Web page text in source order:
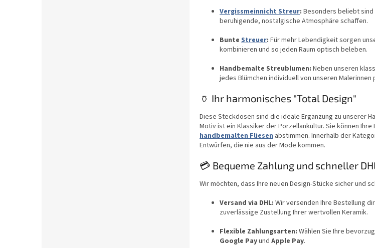
Vergissmeinnicht Streur: Besonders beliebt
beruhigende, nostalgische Atmosphäre schaffen.
Bunte Streuer: Für mehr Lebendigkeit sorgen
kombinieren und so jeden Raum optisch beleben.
Handbemalte Streublumen: Neben unseren
jedes Blümchen individuell von unseren
🏺 Ihr harmonisches "Total Design"
Diese Steckdosen sind die ideale Ergänzung zu unserer
Motiv ist ein Klassiker der Porzellankultur. Sie können
handbemalten Fliesen abstimmen. Innerhalb der
Entwürfen, die nie aus der Mode kommen.
💳 Bequeme Zahlung und schneller
Wir möchten, dass Ihre neuen Design-Stücke sicher und
Versand via DHL: Wir versenden Ihre Bestellung
zuverlässige Zustellung Ihrer wertvollen Keramik.
Flexible Zahlungsarten: Wählen Sie Ihre
Google Payund Apple Pay.